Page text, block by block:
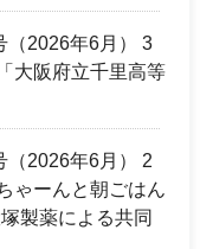
（2026年6月） 3
大阪府立千里高等
（2026年6月） 2
ゃーんと朝ごはん
製薬による共同